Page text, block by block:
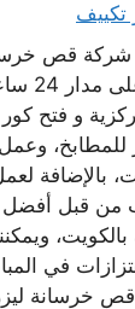
تكييف
قص
و فتح
للمطابخ،
بالإضافة
من قبل
في
قص خرسانة